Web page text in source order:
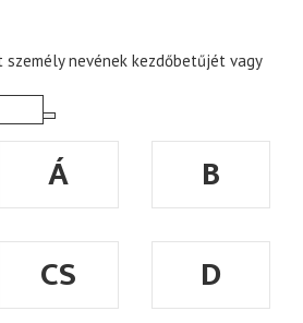
nevének kezdőbetűjét vagy
Á
B
CS
D